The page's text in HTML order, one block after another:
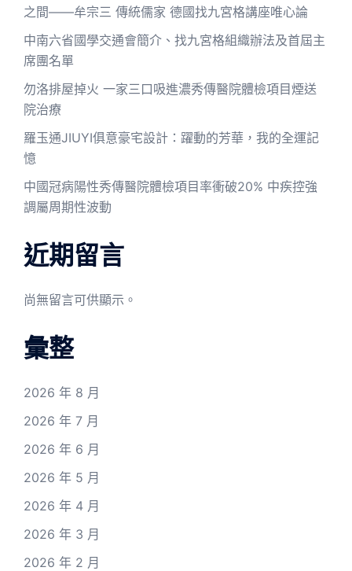
之間——牟宗三 傳統儒家 德國找九宮格講座唯心論
中南六省國學交通會簡介、找九宮格組織辦法及首屆主
席團名單
勿洛排屋掉火 一家三口吸進濃秀傳醫院體檢項目煙送
院治療
羅玉通JIUYI俱意豪宅設計：躍動的芳華，我的全運記
憶
中國冠病陽性秀傳醫院體檢項目率衝破20% 中疾控強
調屬周期性波動
近期留言
尚無留言可供顯示。
彙整
2026 年 8 月
2026 年 7 月
2026 年 6 月
2026 年 5 月
2026 年 4 月
2026 年 3 月
2026 年 2 月